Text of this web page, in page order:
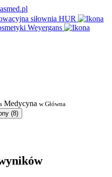
siłownia HUR
Weyergans
Medycyna w Główna
(8)